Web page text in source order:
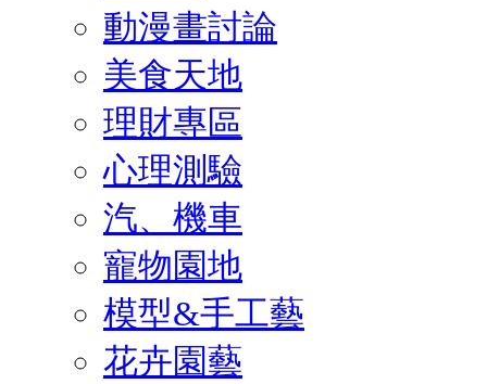
動漫畫討論
美食天地
理財專區
心理測驗
汽、機車
寵物園地
模型&手工藝
花卉園藝